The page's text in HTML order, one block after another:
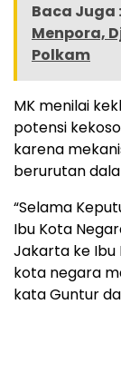
Baca Juga :
Menpora,
Polkam
MK menilai
potensi
karena
berurutan
“Selama
Ibu Kota
Jakarta ke Ibu
kota negara
kata Guntur